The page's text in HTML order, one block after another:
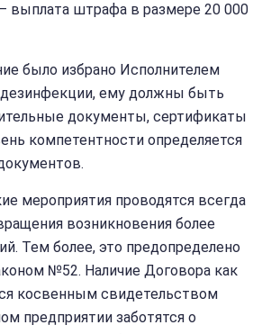
выплата штрафа в размере 20 000
было избрано Исполнителем
ему должны быть
документы, сертификаты
компетентности определяется
мероприятия проводятся всегда
возникновения более
Тем более, это предопределено
№52. Наличие Договора как
косвенным свидетельством
предприятии заботятся о